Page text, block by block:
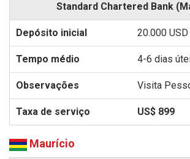
Standard Chartered Bank
20.000 USD
4-6 dias
Visita
US$ 899
Maurício